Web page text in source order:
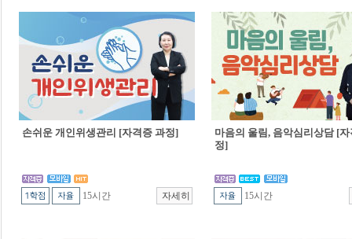
손쉬운 개인위생관리 [자격증 과정]
15시간
마음의 울림, 음악심리상담 [
정]
15시간